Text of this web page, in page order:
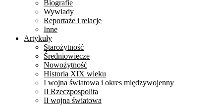
Biografie
Wywiady
Reportaże i relacje
Inne
Artykuły
Starożytność
Średniowiecze
Nowożytność
Historia XIX wieku
I wojna światowa i okres międzywojenny
II Rzeczpospolita
II wojna światowa